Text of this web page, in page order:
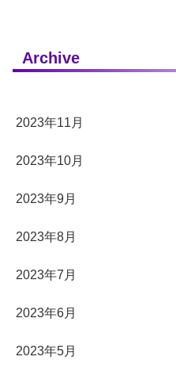
Archive
2023年11月
2023年10月
2023年9月
2023年8月
2023年7月
2023年6月
2023年5月